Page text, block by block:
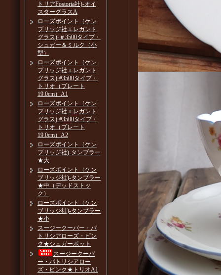
トリアFostoria社)-オイ
スターグラスA
ローズポイント（ケン
ブリッジ社エレガント
グラス)-＃3500タイプ・
シュガー＆ミルク（小
型）
ローズポイント（ケン
ブリッジ社エレガント
グラス)-#3500タイプ・
トリオ（プレート
19.0cm）A1
ローズポイント（ケン
ブリッジ社エレガント
グラス)-#3500タイプ・
トリオ（プレート
19.0cm）A2
ローズポイント（ケン
ブリッジ社)-タンブラー
★大
ローズポイント（ケン
ブリッジ社)-タンブラー
★中（デッドストッ
ク）
ローズポイント（ケン
ブリッジ社)-タンブラー
★小
スージークーパー・パ
トリシアローズ・ピン
ク★シュガーポット
スージークーパ
ー・パトリシアロー
ズ・ピンク★トリオA1